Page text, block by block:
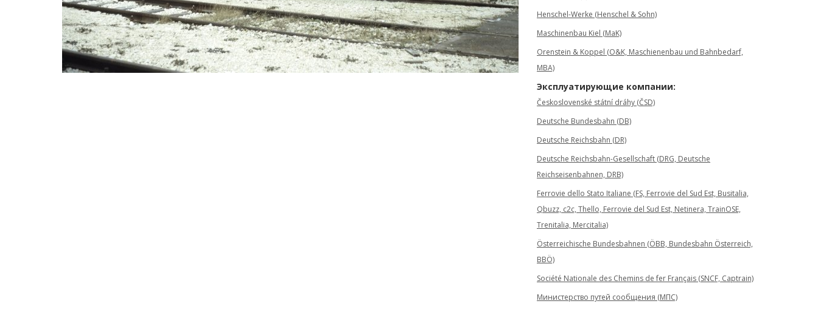
Henschel-Werke (Henschel & Sohn)
Maschinenbau Kiel (MaK)
Orenstein & Koppel (O&K, Maschienenbau und Bahnbedarf,
MBA)
Эксплуатирующие компании:
Československé státní dráhy (ČSD)
Deutsche Bundesbahn (DB)
Deutsche Reichsbahn (DR)
Deutsche Reichsbahn-Gesellschaft (DRG, Deutsche
Reichseisenbahnen, DRB)
Ferrovie dello Stato Italiane (FS, Ferrovie del Sud Est, Busitalia,
Qbuzz, c2c, Thello, Ferrovie del Sud Est, Netinera, TrainOSE,
Trenitalia, Mercitalia)
Österreichische Bundesbahnen (ÖBB, Bundesbahn Österreich,
BBÖ)
Société Nationale des Chemins de fer Français (SNCF, Captrain)
Министерство путей сообщения (МПС)